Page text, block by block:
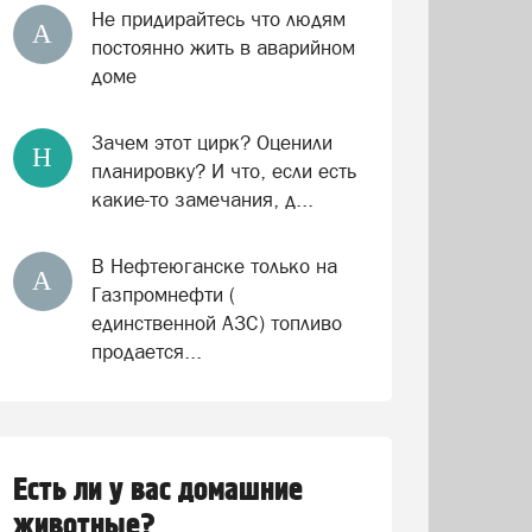
А
Не придирайтесь что людям
постоянно жить в аварийном
доме
Н
Зачем этот цирк? Оценили
планировку? И что, если есть
какие-то замечания, д...
А
В Нефтеюганске только на
Газпромнефти (
единственной АЗС) топливо
продается...
Есть ли у вас домашние